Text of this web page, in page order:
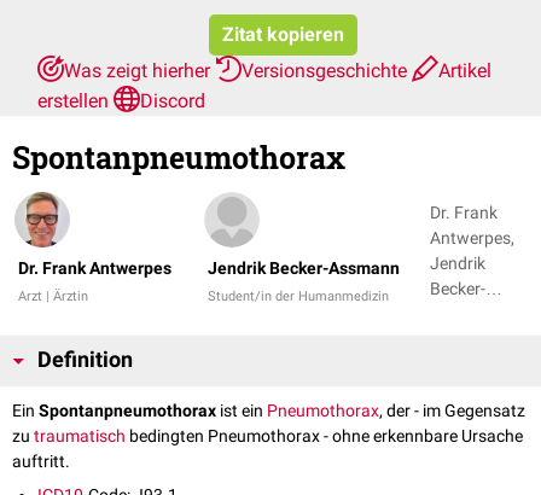
Zitat kopieren
Was zeigt hierher
Versionsgeschichte
Artikel
erstellen
Discord
Spontanpneumothorax
Dr. Frank Antwerpes
Arzt | Ärztin
Jendrik Becker-Assmann
Student/in der Humanmedizin
Dr. Frank
Antwerpes,
Jendrik
Becker-
Definition
Ein Spontanpneumothorax ist ein Pneumothorax, der - im Gegensatz
zu traumatisch bedingten Pneumothorax - ohne erkennbare Ursache
auftritt.